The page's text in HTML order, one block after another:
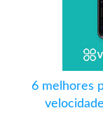
6 melhores